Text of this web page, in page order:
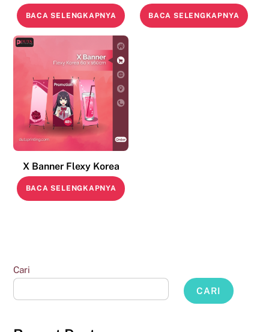
BACA SELENGKAPNYA BACA SELENGKAPNYA
X Banner Flexy Korea
BACA SELENGKAPNYA
Cari
CARI